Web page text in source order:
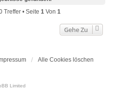
Treffer • Seite 1Von 1
Gehe Zu
Alle Cookies löschen
Limited